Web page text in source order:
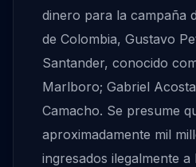
dinero para la campaña
de Colombia, Gustavo
Santander, conocido
Marlboro; Gabriel
Camacho. Se presume
aproximadamente mil
ingresados ilegalmente a